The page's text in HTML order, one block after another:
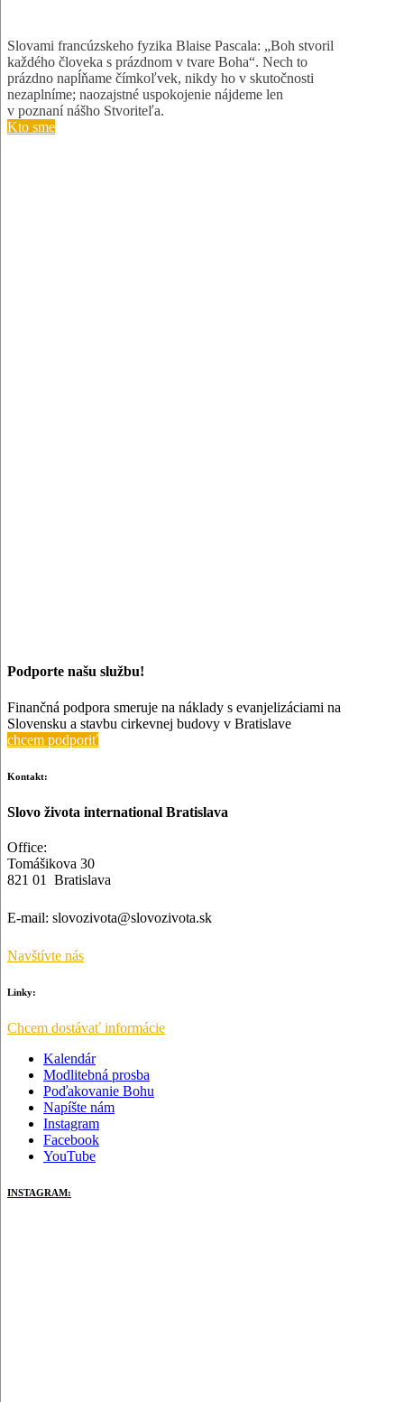
Slovami francúzskeho fyzika Blaise Pascala: „Boh stvoril
každého človeka s prázdnom v tvare Boha“. Nech to
prázdno napĺňame čímkoľvek, nikdy ho v skutočnosti
nezaplníme; naozajstné uspokojenie nájdeme len
v poznaní nášho Stvoriteľa.
Kto sme
Podporte našu službu!
Finančná podpora smeruje na náklady s evanjelizáciami na
Slovensku a stavbu cirkevnej budovy v Bratislave
chcem podporiť
Kontakt:
Slovo života international Bratislava
Office:
Tomášikova 30
821 01 Bratislava
E-mail: slovozivota@slovozivota.sk
Navštívte nás
Linky:
Chcem dostávať informácie
Kalendár
Modlitebná prosba
Poďakovanie Bohu
Napíšte nám
Instagram
Facebook
YouTube
INSTAGRAM: